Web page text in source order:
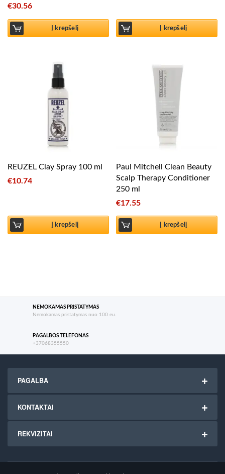
€30.56
Į krepšelį Į krepšelį
REUZEL Clay Spray 100 ml
€10.74
Į krepšelį
Paul Mitchell Clean Beauty
Scalp Therapy Conditioner
250 ml
€17.55
Į krepšelį
NEMOKAMAS PRISTATYMAS
Nemokamas pristatymas nuo 100 eu.
PAGALBOS TELEFONAS
+37068355550
PAGALBA
KONTAKTAI
REKVIZITAI